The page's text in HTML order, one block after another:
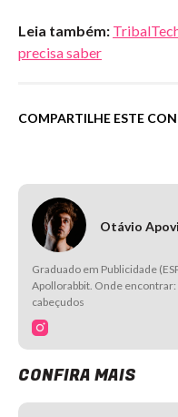
Leia também:
precisa saber
COMPARTILHE ESTE
Otávio
Graduado em Publicidade
Apollorabbit. Onde encontrar:
cabeçudos
CONFIRA MAIS